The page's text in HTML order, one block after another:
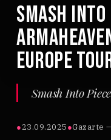
Smash Into
Europe
Smash Into
●23.09.2025●Gazarte